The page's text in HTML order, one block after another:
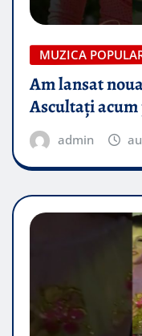
MUZICA
Am lansat
Ascultați acum
admin